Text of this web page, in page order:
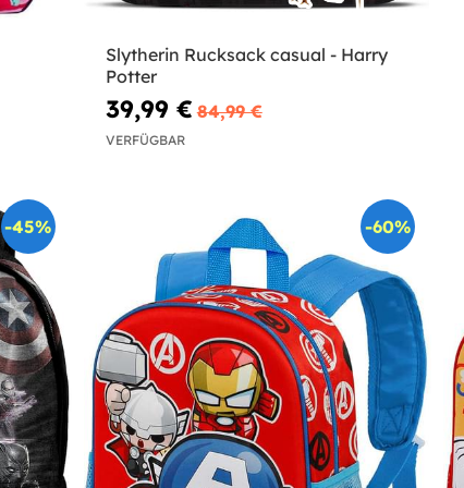
Slytherin Rucksack casual - Harry
Potter
39,99 € 84,99 €
VERFÜGBAR
-45% -60%